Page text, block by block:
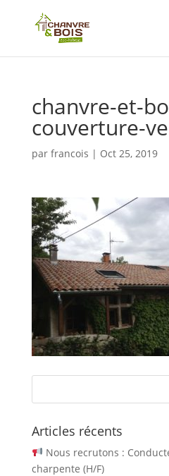
chanvre-et-
couverture-
par francois | Oct 25, 2019
Articles récents
Nous recrutons :
charpente (H/F)